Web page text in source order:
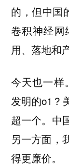
的，但中国
卷积神经网
用、落地和
今天也一样
发明的o1？
超一个。中
另一方面，
得更廉价。